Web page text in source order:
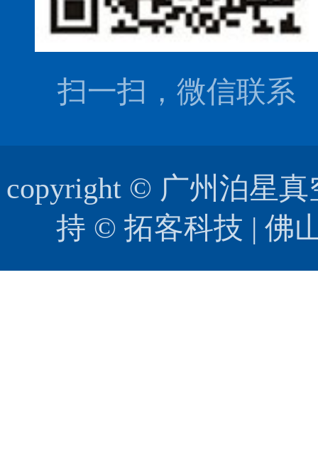
扫一扫，微信联系
copyright © 广州泊星
持 © 拓客科技 | 佛